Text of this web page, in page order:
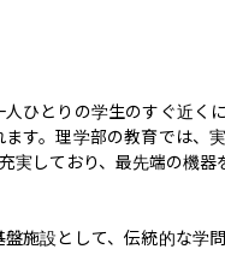
ひとりの学生のすぐ近く
す。理学部の教育では
実しており、最先端の機器
施設として、伝統的な